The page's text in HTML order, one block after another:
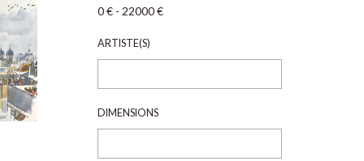
0€- 22000€
ARTISTE(S)
DIMENSIONS